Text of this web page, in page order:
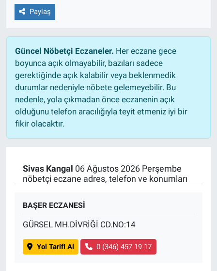
Paylaş
Güncel Nöbetçi Eczaneler. Her eczane gece
boyunca açık olmayabilir, bazıları sadece
gerektiğinde açık kalabilir veya beklenmedik
durumlar nedeniyle nöbete gelemeyebilir. Bu
nedenle, yola çıkmadan önce eczanenin açık
olduğunu telefon aracılığıyla teyit etmeniz iyi bir
fikir olacaktır.
Sivas Kangal 06 Ağustos 2026 Perşembe
nöbetçi eczane adres, telefon ve konumları
BAŞER ECZANESİ
GÜRSEL MH.DİVRİĞİ CD.NO:14
Yol Tarifi Al 0 (346) 457 19 17